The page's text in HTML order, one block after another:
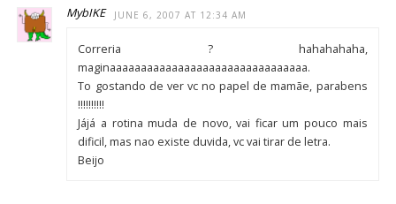
MybIKE JUNE 6, 2007 AT 12:34 AM
Correria ? hahahahaha,
maginaaaaaaaaaaaaaaaaaaaaaaaaaaaaaaaa.
To gostando de ver vc no papel de mamãe, parabens
!!!!!!!!!!
Jájá a rotina muda de novo, vai ficar um pouco mais
dificil, mas nao existe duvida, vc vai tirar de letra.
Beijo